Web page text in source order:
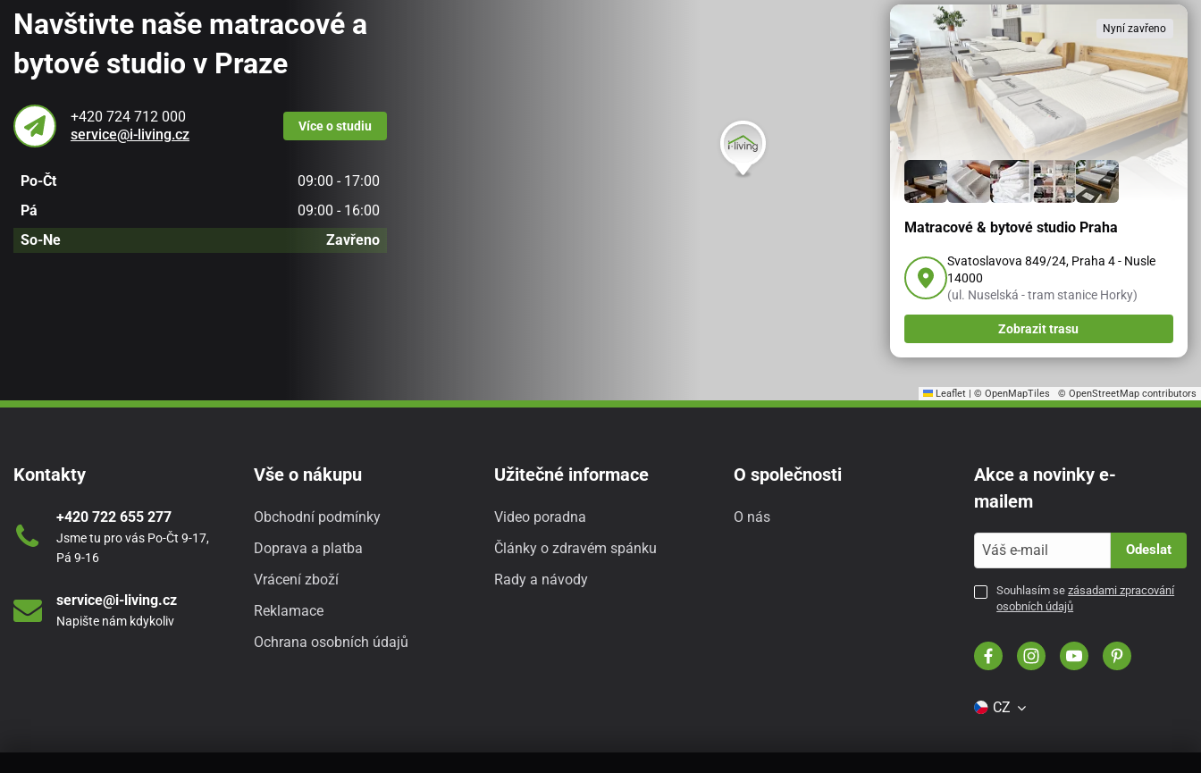
Leaflet | © OpenMapTiles © OpenStreetMap contributors
Navštivte naše matracové a
bytové studio v Praze
+420 724 712 000
service@i-living.cz
Víceo studiu
Po-Čt
09:00 - 17:00
Pá
09:00 - 16:00
So-Ne
Zavřeno
Nyní zavřeno
Matracové & bytové studio Praha
Svatoslavova 849/24, Praha 4 - Nusle
14000
(ul. Nuselská - tram stanice Horky)
Zobrazit trasu
Kontakty
+420 722 655 277
Jsme tu pro vás Po-Čt 9-17,
Pá 9-16
service@i-living.cz
Napište nám kdykoliv
Vše o nákupu
Obchodní podmínky
Doprava a platba
Vrácení zboží
Reklamace
Ochrana osobních údajů
Užitečné informace
Video poradna
Články o zdravém spánku
Rady a návody
O společnosti
O nás
Akce a novinky e-
mailem
Odeslat
Souhlasím sezásadami zpracování
osobních údajů
CZ